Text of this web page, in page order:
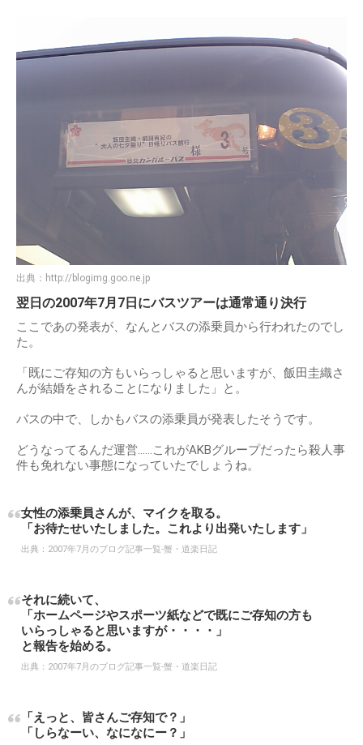
出典： http://blogimg.goo.ne.jp
翌日の2007年7月7日にバスツアーは通常通り決行
ここであの発表が、なんとバスの添乗員から行われたのでし
た。
「既にご存知の方もいらっしゃると思いますが、飯田圭織さ
んが結婚をされることになりました」と。
バスの中で、しかもバスの添乗員が発表したそうです。
どうなってるんだ運営……これがAKBグループだったら殺人事
件も免れない事態になっていたでしょうね。
女性の添乗員さんが、マイクを取る。
「お待たせいたしました。これより出発いたします」
出典： 2007年7月のブログ記事一覧-蟹・道楽日記
それに続いて、
「ホームページやスポーツ紙などで既にご存知の方も
いらっしゃると思いますが・・・・」
と報告を始める。
出典： 2007年7月のブログ記事一覧-蟹・道楽日記
「えっと、皆さんご存知で？」
「しらなーい、なになにー？」